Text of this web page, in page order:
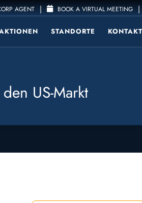
AGENT | BOOK A VIRTUAL MEETING |
STANDORTE KONTAKT
US-Markt